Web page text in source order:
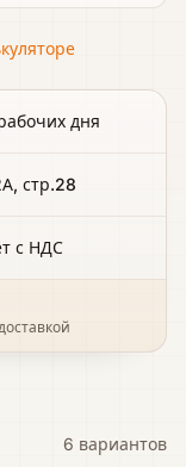
дня
стр.28
с НДС
6 вариантов